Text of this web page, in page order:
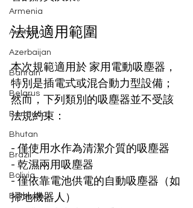
Armenia
Australia
Azerbaijan
Bahrain
Belarus
Bermuda
Bhutan
Brazil
Bolivia
Botswana
法規適用範圍
本次規範適用於 家用電動吸塵器，
特別是插電式或混合動力型設備；
然而，下列類別的吸塵器並不受該
法規約束：
- 僅使用水作為清潔介質的吸塵器
- 乾濕兩用吸塵器
- 僅依靠電池供電的自動吸塵器（如
掃地機器人）